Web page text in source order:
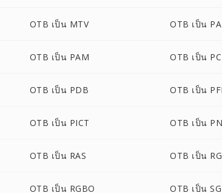
OTB เป็น MTV OTB เป็น
OTB เป็น PAM OTB เป็น
OTB เป็น PDB OTB เป็น
OTB เป็น PICT OTB เป็น
OTB เป็น RAS OTB เป็น
OTB เป็น RGBO OTB เป็น